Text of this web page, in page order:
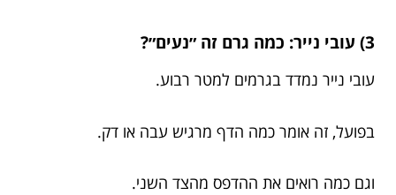
3) עובי נייר: כמה גרם זה ״נעים״?
עובי נייר נמדד בגרמים למטר רבוע.
בפועל, זה אומר כמה הדף מרגיש עבה או דק.
וגם כמה רואים את ההדפס מהצד השני.